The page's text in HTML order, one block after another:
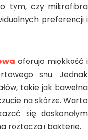
tym, czy mikrofibra
preferencji i
oferuje miękkość i
snu. Jednak
takie jak bawełna
na skórze. Warto
się doskonałym
roztocza i bakterie.